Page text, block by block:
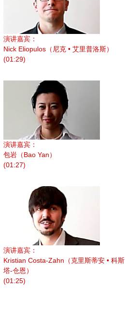
演讲嘉宾：
Nick Eliopulos（尼克 • 艾里普洛斯）
(01:29)
演讲嘉宾：
包岩（Bao Yan）
(01:27)
演讲嘉宾：
Kristian Costa-Zahn（克里斯蒂安 • 科斯
塔-仓恩）
(01:25)